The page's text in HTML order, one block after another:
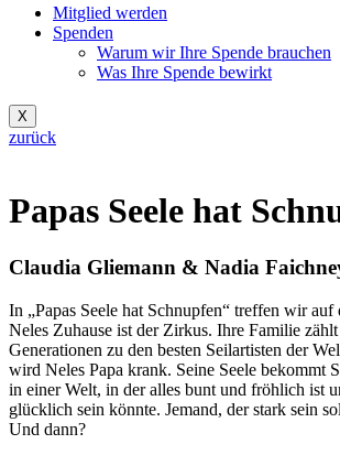
Mitglied werden
Spenden
Warum wir Ihre Spende brauchen
Was Ihre Spende bewirkt
X
zurück
Papas Seele hat
Claudia Gliemann & Nadia
In „Papas Seele hat Schnupfen“ treffen wir
Neles Zuhause ist der Zirkus. Ihre Familie
Generationen zu den besten Seilartisten der
wird Neles Papa krank. Seine Seele bekommt
in einer Welt, in der alles bunt und fröhlich ist
glücklich sein könnte. Jemand, der stark sein
Und dann?